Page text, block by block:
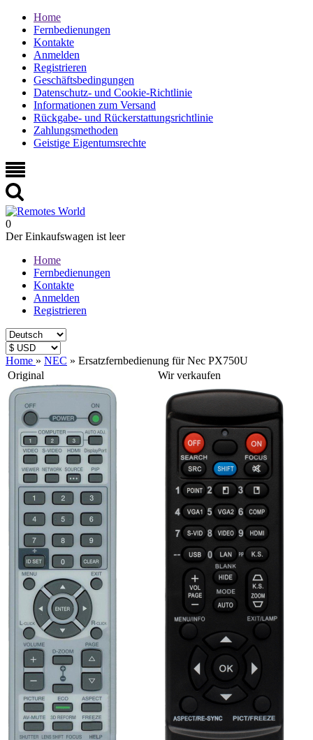
Home
Fernbedienungen
Kontakte
Anmelden
Registrieren
Geschäftsbedingungen
Datenschutz- und Cookie-Richtlinie
Informationen zum Versand
Rückgabe- und Rückerstattungsrichtlinie
Zahlungsmethoden
Geistige Eigentumsrechte
0
Der Einkaufswagen ist leer
Home
Fernbedienungen
Kontakte
Anmelden
Registrieren
Home » NEC » Ersatzfernbedienung für Nec PX750U
Original
Wir verkaufen